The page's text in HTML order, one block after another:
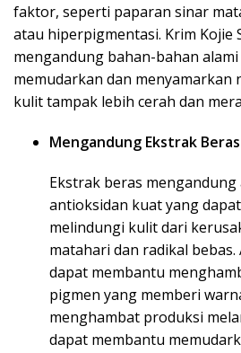
faktor, seperti paparan sinar
atau hiperpigmentasi. Krim Kojie
mengandung bahan-bahan
memudarkan dan menyamarkan
kulit tampak lebih cerah dan
Mengandung Ekstrak Beras
Ekstrak beras mengandung
antioksidan kuat yang
melindungi kulit dari
matahari dan radikal bebas.
dapat membantu
pigmen yang memberi
menghambat produksi
dapat membantu